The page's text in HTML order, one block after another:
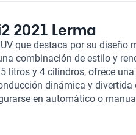
2021 Lerma
que destaca por su diseño
combinación de estilo y
litros y 4 cilindros, ofrece
dinámica y divertida
en automático o
Con una capacidad